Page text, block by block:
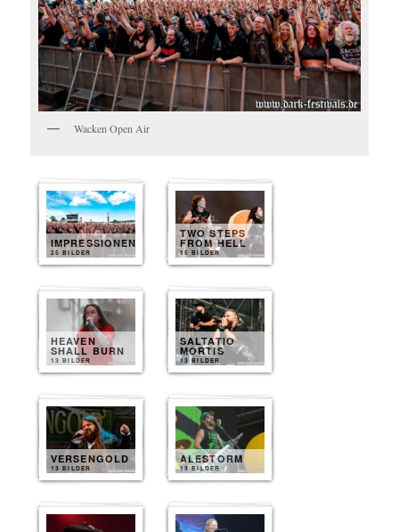
Wacken Open Air
IMPRESSIONEN
25 BILDER
TWO STEPS
FROM HELL
15 BILDER
HEAVEN
SHALL BURN
13 BILDER
SALTATIO
MORTIS
13 BILDER
VERSENGOLD
13 BILDER
ALESTORM
13 BILDER